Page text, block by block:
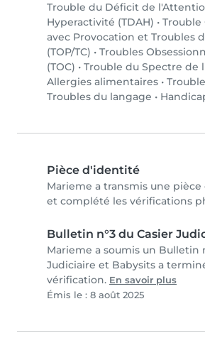
Trouble du Déficit de
Hyperactivité (TDAH) •
avec Provocation et Troubles
(TOP/TC) • Troubles
(TOC) • Trouble du Spectre de
Allergies alimentaires •
Troubles du langage •
Pièce d'identité
Marieme a transmis une
et complété les vérifications
Bulletin n°3 du Casier
Marieme a soumis un Bulletin
Judiciaire et Babysits a
vérification. En savoir plus
Émis le : 8 août 2025